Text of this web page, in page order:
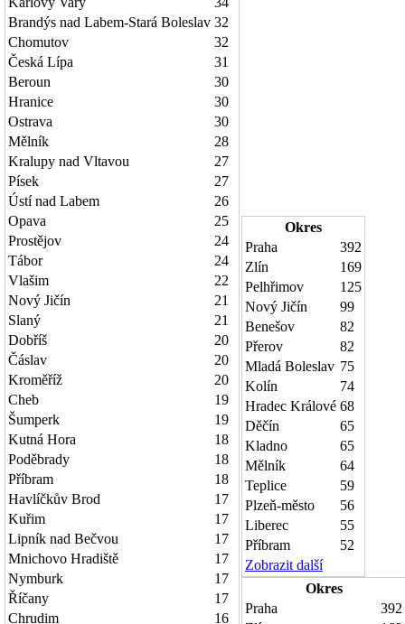
Brandýs nad Labem-Stará Boleslav 32
Chomutov
32
Česká Lípa
31
Beroun
30
Hranice
30
Ostrava
30
Mělník
28
Kralupy nad Vltavou
27
Písek
27
Ústí nad Labem
26
Opava
25
Prostějov
24
Tábor
24
Vlašim
22
Nový Jičín
21
Slaný
21
Dobříš
20
Čáslav
20
Kroměříž
20
Cheb
19
Šumperk
19
Kutná Hora
18
Poděbrady
18
Příbram
18
Havlíčkův Brod
17
Kuřim
17
Lipník nad Bečvou
17
Mnichovo Hradiště
17
Nymburk
17
Říčany
17
Chrudim
16
Okres
Praha
392
Zlín
169
Pelhřimov
125
Nový Jičín
99
Benešov
82
Přerov
82
Mladá Boleslav 75
Kolín
74
Hradec Králové 68
Děčín
65
Kladno
65
Mělník
64
Teplice
59
Plzeň-město
56
Liberec
55
Příbram
52
Zobrazit další
Okres
Praha
392